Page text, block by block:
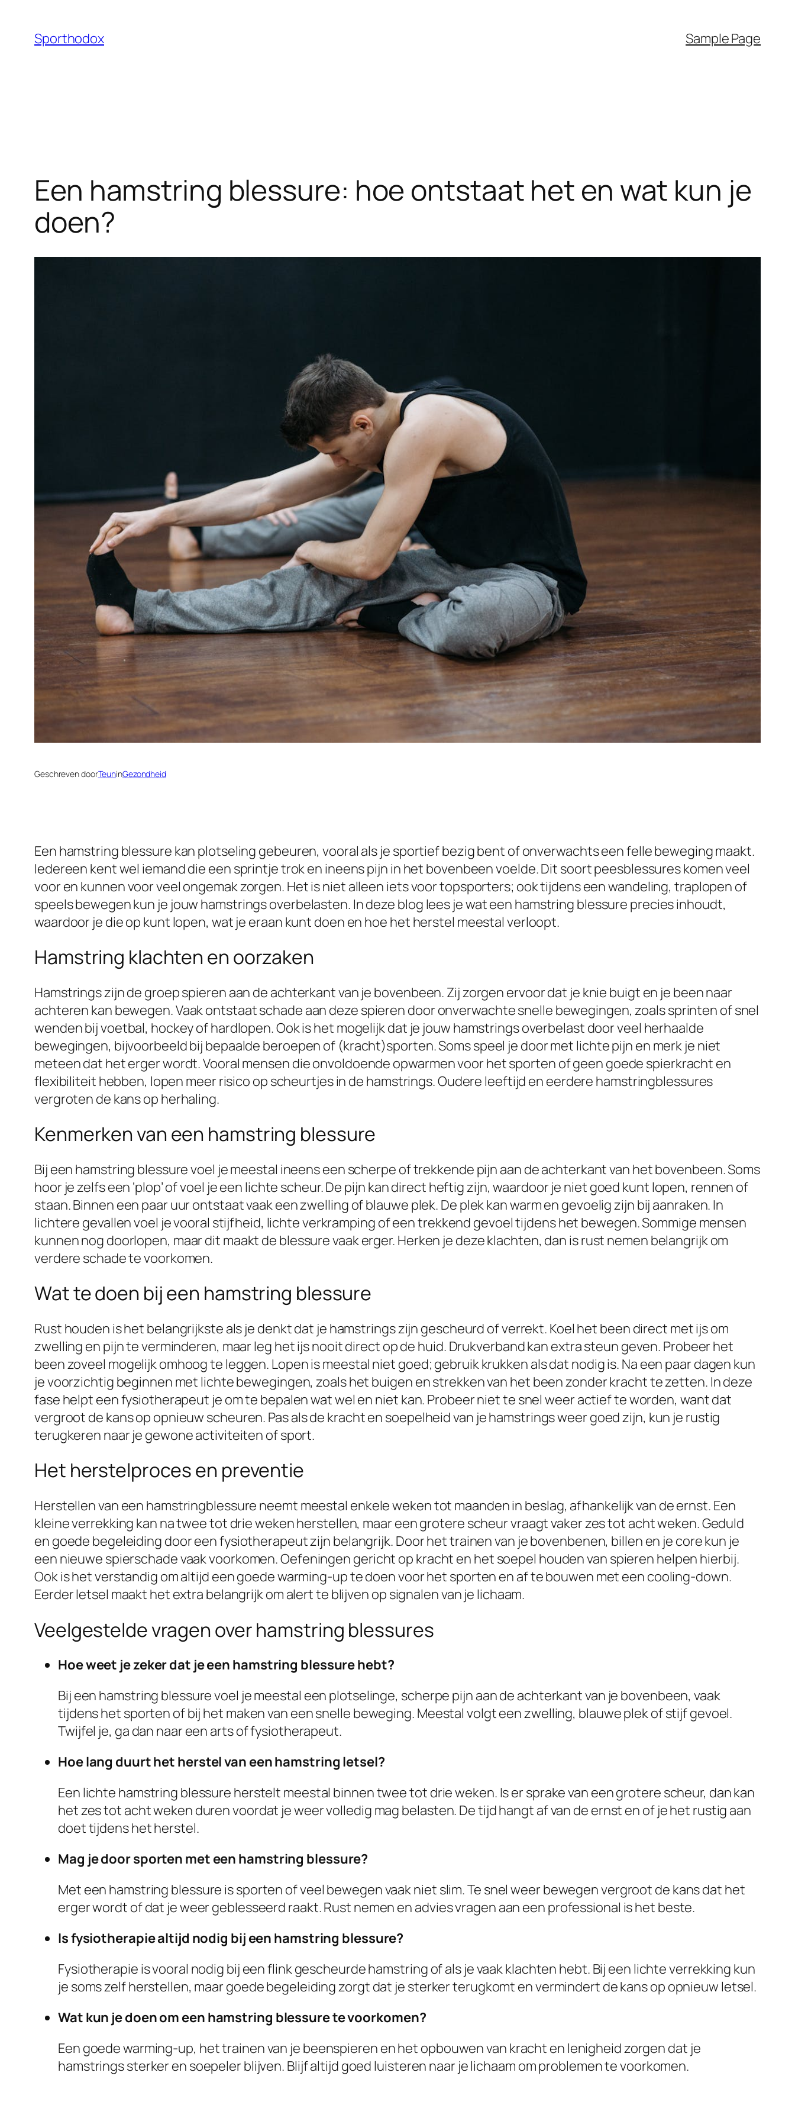
Sporthodox Sample Page
Een hamstring blessure: hoe ontstaat het en wat kun je
doen?
Geschreven doorTeuninGezondheid
Een hamstring blessure kan plotseling gebeuren, vooral als je sportief bezig bent of onverwachts een felle beweging maakt.
Iedereen kent wel iemand die een sprintje trok en ineens pijn in het bovenbeen voelde. Dit soort peesblessures komen veel
voor en kunnen voor veel ongemak zorgen. Het is niet alleen iets voor topsporters; ook tijdens een wandeling, traplopen of
speels bewegen kun je jouw hamstrings overbelasten. In deze blog lees je wat een hamstring blessure precies inhoudt,
waardoor je die op kunt lopen, wat je eraan kunt doen en hoe het herstel meestal verloopt.
Hamstring klachten en oorzaken
Hamstrings zijn de groep spieren aan de achterkant van je bovenbeen. Zij zorgen ervoor dat je knie buigt en je been naar
achteren kan bewegen. Vaak ontstaat schade aan deze spieren door onverwachte snelle bewegingen, zoals sprinten of snel
wenden bij voetbal, hockey of hardlopen. Ook is het mogelijk dat je jouw hamstrings overbelast door veel herhaalde
bewegingen, bijvoorbeeld bij bepaalde beroepen of (kracht)sporten. Soms speel je door met lichte pijn en merk je niet
meteen dat het erger wordt. Vooral mensen die onvoldoende opwarmen voor het sporten of geen goede spierkracht en
flexibiliteit hebben, lopen meer risico op scheurtjes in de hamstrings. Oudere leeftijd en eerdere hamstringblessures
vergroten de kans op herhaling.
Kenmerken van een hamstring blessure
Bij een hamstring blessure voel je meestal ineens een scherpe of trekkende pijn aan de achterkant van het bovenbeen. Soms
hoor je zelfs een ‘plop’ of voel je een lichte scheur. De pijn kan direct heftig zijn, waardoor je niet goed kunt lopen, rennen of
staan. Binnen een paar uur ontstaat vaak een zwelling of blauwe plek. De plek kan warm en gevoelig zijn bij aanraken. In
lichtere gevallen voel je vooral stijfheid, lichte verkramping of een trekkend gevoel tijdens het bewegen. Sommige mensen
kunnen nog doorlopen, maar dit maakt de blessure vaak erger. Herken je deze klachten, dan is rust nemen belangrijk om
verdere schade te voorkomen.
Wat te doen bij een hamstring blessure
Rust houden is het belangrijkste als je denkt dat je hamstrings zijn gescheurd of verrekt. Koel het been direct met ijs om
zwelling en pijn te verminderen, maar leg het ijs nooit direct op de huid. Drukverband kan extra steun geven. Probeer het
been zoveel mogelijk omhoog te leggen. Lopen is meestal niet goed; gebruik krukken als dat nodig is. Na een paar dagen kun
je voorzichtig beginnen met lichte bewegingen, zoals het buigen en strekken van het been zonder kracht te zetten. In deze
fase helpt een fysiotherapeut je om te bepalen wat wel en niet kan. Probeer niet te snel weer actief te worden, want dat
vergroot de kans op opnieuw scheuren. Pas als de kracht en soepelheid van je hamstrings weer goed zijn, kun je rustig
terugkeren naar je gewone activiteiten of sport.
Het herstelproces en preventie
Herstellen van een hamstringblessure neemt meestal enkele weken tot maanden in beslag, afhankelijk van de ernst. Een
kleine verrekking kan na twee tot drie weken herstellen, maar een grotere scheur vraagt vaker zes tot acht weken. Geduld
en goede begeleiding door een fysiotherapeut zijn belangrijk. Door het trainen van je bovenbenen, billen en je core kun je
een nieuwe spierschade vaak voorkomen. Oefeningen gericht op kracht en het soepel houden van spieren helpen hierbij.
Ook is het verstandig om altijd een goede warming-up te doen voor het sporten en af te bouwen met een cooling-down.
Eerder letsel maakt het extra belangrijk om alert te blijven op signalen van je lichaam.
Veelgestelde vragen over hamstring blessures
Hoe weet je zeker dat je een hamstring blessure hebt?
Bij een hamstring blessure voel je meestal een plotselinge, scherpe pijn aan de achterkant van je bovenbeen, vaak
tijdens het sporten of bij het maken van een snelle beweging. Meestal volgt een zwelling, blauwe plek of stijf gevoel.
Twijfel je, ga dan naar een arts of fysiotherapeut.
Hoe lang duurt het herstel van een hamstring letsel?
Een lichte hamstring blessure herstelt meestal binnen twee tot drie weken. Is er sprake van een grotere scheur, dan kan
het zes tot acht weken duren voordat je weer volledig mag belasten. De tijd hangt af van de ernst en of je het rustig aan
doet tijdens het herstel.
Mag je door sporten met een hamstring blessure?
Met een hamstring blessure is sporten of veel bewegen vaak niet slim. Te snel weer bewegen vergroot de kans dat het
erger wordt of dat je weer geblesseerd raakt. Rust nemen en advies vragen aan een professional is het beste.
Is fysiotherapie altijd nodig bij een hamstring blessure?
Fysiotherapie is vooral nodig bij een flink gescheurde hamstring of als je vaak klachten hebt. Bij een lichte verrekking kun
je soms zelf herstellen, maar goede begeleiding zorgt dat je sterker terugkomt en vermindert de kans op opnieuw letsel.
Wat kun je doen om een hamstring blessure te voorkomen?
Een goede warming-up, het trainen van je beenspieren en het opbouwen van kracht en lenigheid zorgen dat je
hamstrings sterker en soepeler blijven. Blijf altijd goed luisteren naar je lichaam om problemen te voorkomen.